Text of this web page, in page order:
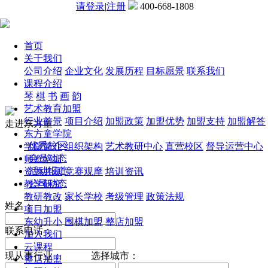
请登录|注册 400-668-1808
首页
关于我们
公司介绍 企业文化 发展历程 目标愿景 联系我们
课程介绍
琴 棋 书 画 韵
艺术教育加盟
行业前景 项目介绍 加盟政策 加盟优势 加盟支持 加盟解答
东方童学院
学院简介 组织架构 艺术教研中心 直营校区 督导运营中心
师资培训
资源共享 竞赛观摩 培训资讯
教学研究
教研教改 家长学校 考级管理 政策法规
项目加盟
东幼升小 围棋加盟 整店加盟
加入我们
云课程
整店加盟
走进东方童
优秀校区
会员动态
活动报道
公司动态
姓名：
联系电话：
现从事行业： 选择城市：